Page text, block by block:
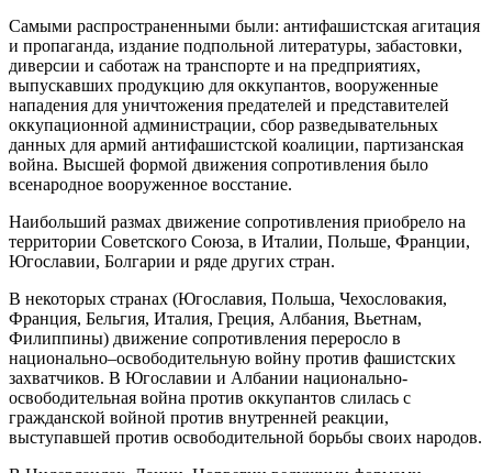
Самыми распространенными были: антифашистская агитация
и пропаганда, издание подпольной литературы, забастовки,
диверсии и саботаж на транспорте и на предприятиях,
выпускавших продукцию для оккупантов, вооруженные
нападения для уничтожения предателей и представителей
оккупационной администрации, сбор разведывательных
данных для армий антифашистской коалиции, партизанская
война. Высшей формой движения сопротивления было
всенародное вооруженное восстание.
Наибольший размах движение сопротивления приобрело на
территории Советского Союза, в Италии, Польше, Франции,
Югославии, Болгарии и ряде других стран.
В некоторых странах (Югославия, Польша, Чехословакия,
Франция, Бельгия, Италия, Греция, Албания, Вьетнам,
Филиппины) движение сопротивления переросло в
национально–освободительную войну против фашистских
захватчиков. В Югославии и Албании национально-
освободительная война против оккупантов слилась с
гражданской войной против внутренней реакции,
выступавшей против освободительной борьбы своих народов.